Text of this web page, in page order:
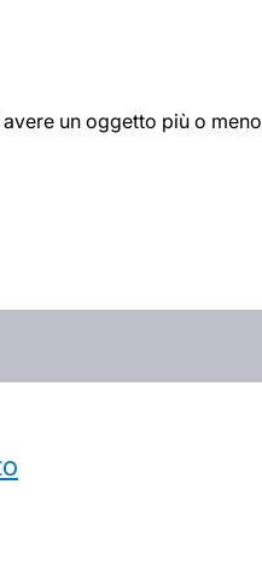
un oggetto più o meno